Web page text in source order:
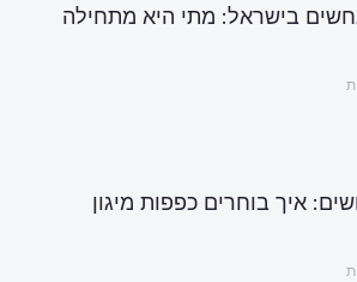
בישראל: מתי היא מתחילה
איך בוחרים כפפות מיגון